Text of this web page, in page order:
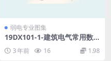
弱电专业图集
19DX101-1-建筑电气常用数
3 年前 16 1.98